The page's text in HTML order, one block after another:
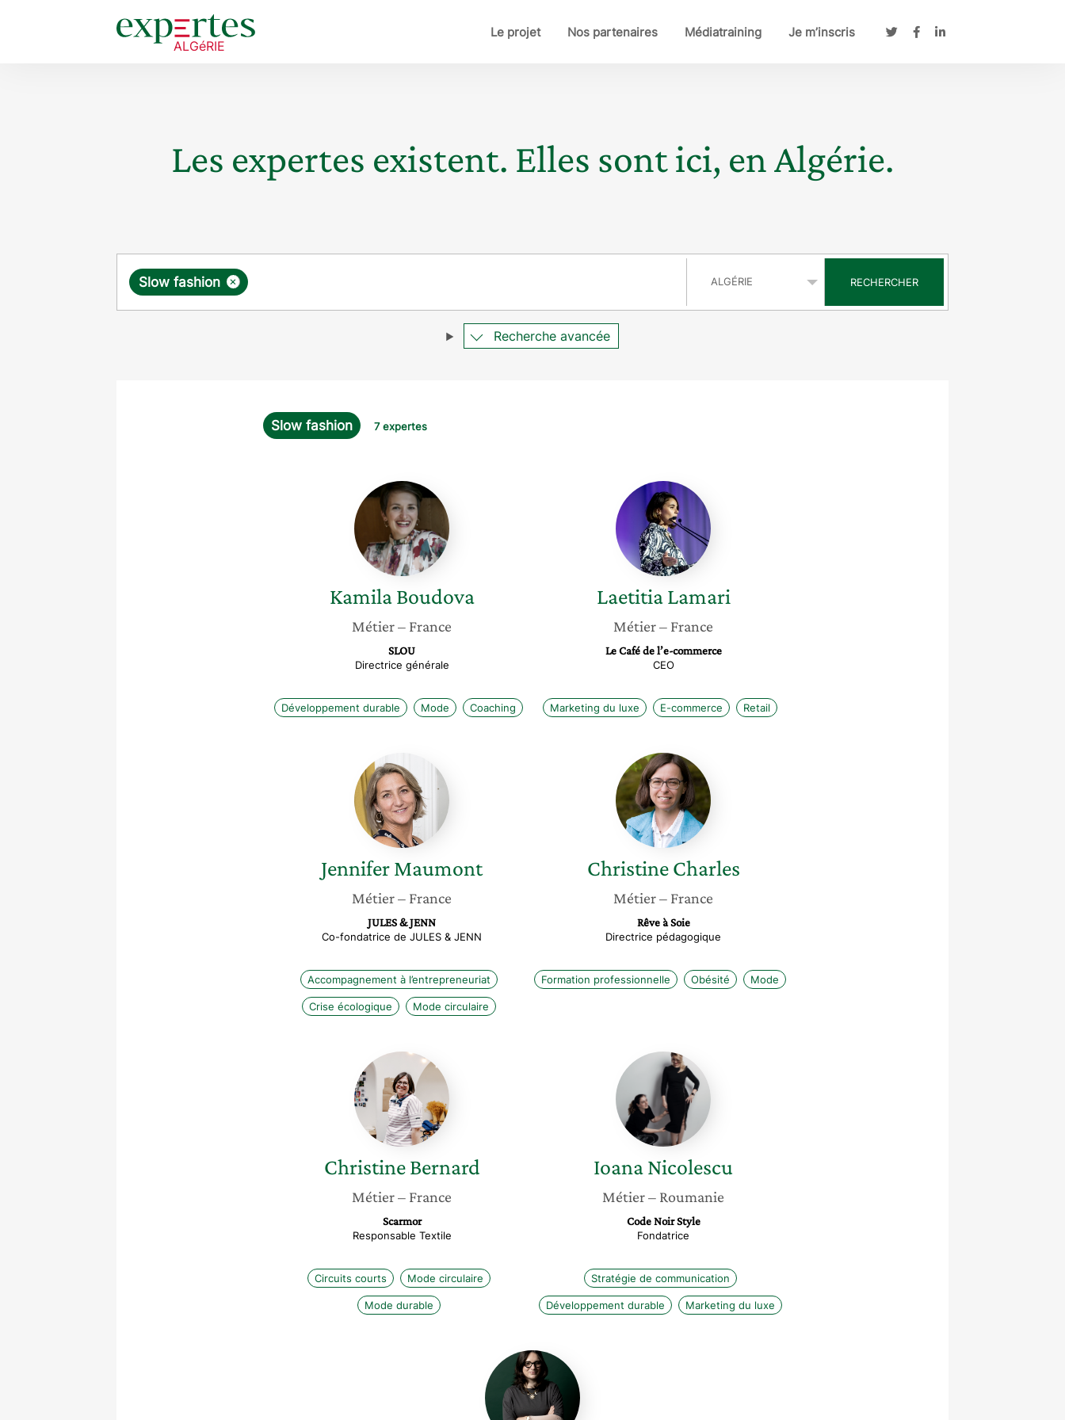
Le projet Nos partenaires Médiatraining Je m’inscris
Les expertes existent. Elles sont ici, en Algérie.
Requête ×
Slow fashion RECHERCHER
Recherche avancée
Slow fashion 7 expertes
Kamila
Boudova
Kamila Boudova
Métier– France
SLOU
Directrice générale
Développement durable Mode Coaching
Laetitia
Lamari
Laetitia Lamari
Métier– France
Le Café de l’e-commerce
CEO
Marketing du luxe E-commerce Retail
Jennifer
Maumont
JenniferMaumont
Métier– France
JULES & JENN
Co-fondatrice de JULES & JENN
Accompagnement à l’entrepreneuriat
Crise écologique Mode circulaire
Christine
Charles
Christine Charles
Métier– France
Rêve à Soie
Directrice pédagogique
Formation professionnelle Obésité Mode
Christine
Bernard
Christine Bernard
Métier– France
Scarmor
Responsable Textile
Circuits courts Mode circulaire
Mode durable
Ioana
Nicolescu
IoanaNicolescu
Métier– Roumanie
Code Noir Style
Fondatrice
Stratégie de communication
Développement durable Marketing du luxe
Eloïse
Bazin